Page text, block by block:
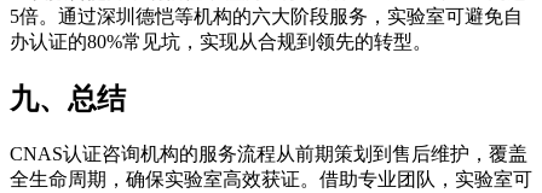
5倍。通过深圳德恺等机构的六大阶段服务，实验室可避免自
办认证的80%常见坑，实现从合规到领先的转型。
九、总结
CNAS认证咨询机构的服务流程从前期策划到售后维护，覆盖
全生命周期，确保实验室高效获证。借助专业团队，实验室可